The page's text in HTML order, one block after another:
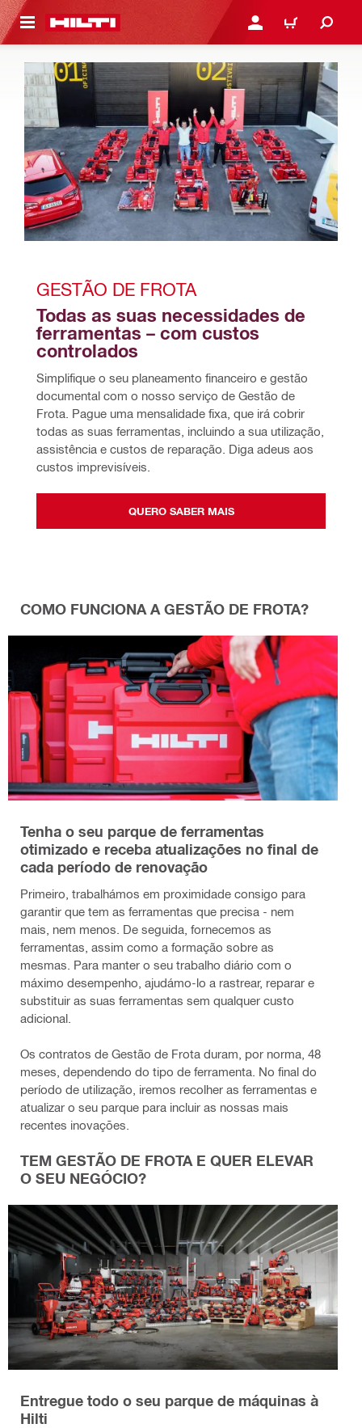
CONTENT ENTRAR OU REGISTAR
CARRINHO
GESTÃO DE FROTA
Todas as suas necessidades de
ferramentas – com custos
controlados
Simplifique o seu planeamento financeiro e gestão
documental com o nosso serviço de Gestão de
Frota. Pague uma mensalidade fixa, que irá cobrir
todas as suas ferramentas, incluindo a sua utilização,
assistência e custos de reparação. Diga adeus aos
custos imprevisíveis.
QUERO SABER MAIS
COMO FUNCIONA A GESTÃO DE FROTA?
Tenha o seu parque de ferramentas
otimizado e receba atualizações no final de
cada período de renovação
Primeiro, trabalhámos em proximidade consigo para
garantir que tem as ferramentas que precisa - nem
mais, nem menos. De seguida, fornecemos as
ferramentas, assim como a formação sobre as
mesmas. Para manter o seu trabalho diário com o
máximo desempenho, ajudámo-lo a rastrear, reparar e
substituir as suas ferramentas sem qualquer custo
adicional.
Os contratos de Gestão de Frota duram, por norma, 48
meses, dependendo do tipo de ferramenta. No final do
período de utilização, iremos recolher as ferramentas e
atualizar o seu parque para incluir as nossas mais
recentes inovações.
TEM GESTÃO DE FROTA E QUER ELEVAR
O SEU NEGÓCIO?
Entregue todo o seu parque de máquinas à
Hilti